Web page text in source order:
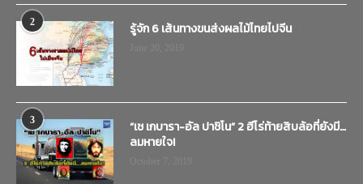
2 รู้จัก 6 เส้นทางขนส่งผลไม้ไทยไปจีน
3
“เช เกบารา-อัล ปาชิโน” 2 ฮีโร่ท้ายสิบล้อที่ยังมี…
ลมหายใจ!